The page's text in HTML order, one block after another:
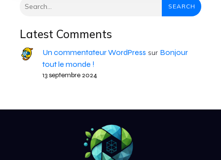
SEARCH
Latest Comments
Un commentateur WordPress sur Bonjour
tout le monde !
13 septembre 2024